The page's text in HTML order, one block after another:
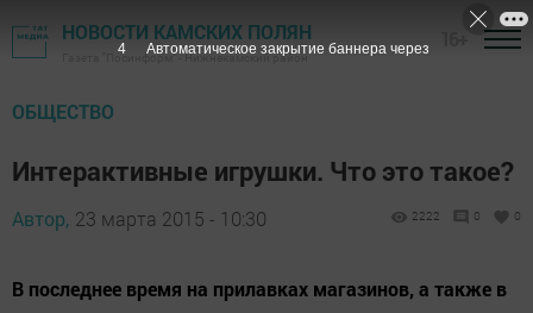
НОВОСТИ КАМСКИХ ПОЛЯН
Газета "Посинформ" - Нижнекамский район
ОБЩЕСТВО
Интерактивные игрушки. Что это такое?
Автор, 23 марта 2015 - 10:30 2222 0 0
В последнее время на прилавках магазинов, а также в
3 Автоматическое закрытие баннера через